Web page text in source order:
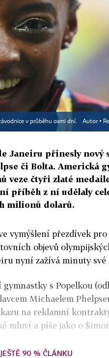
v průběhu osmi dní. Autor ▪
Janeiru přinesly nový
či Bolta. Americká
veze čtyři zlaté
příběh z ní udělaly
milionů dolarů.
vymýšlení přezdívek pro
objevů
nyní zažívá minuty své
s Popelkou
Michaelem
na reklamní
mluví a píše jako o
90 % ČLÁNKU